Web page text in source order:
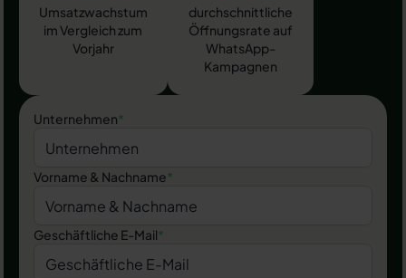
Umsatzwachstum
im Vergleich zum
Vorjahr
durchschnittliche
Öffnungsrate auf
WhatsApp-
Kampagnen
Unternehmen*
Vorname & Nachname*
Geschäftliche E-Mail*